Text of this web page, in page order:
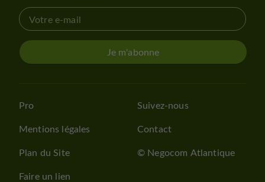
Je m'abonne
Pro
Mentions légales
Plan du Site
Faire un lien
Suivez-nous
Contact
© Negocom Atlantique